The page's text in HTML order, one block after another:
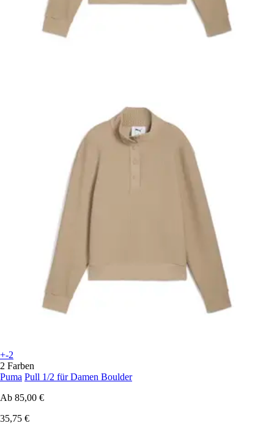
+-2
2 Farben
Puma Pull 1/2 für Damen Boulder
Ab 85,00 €
35,75 €